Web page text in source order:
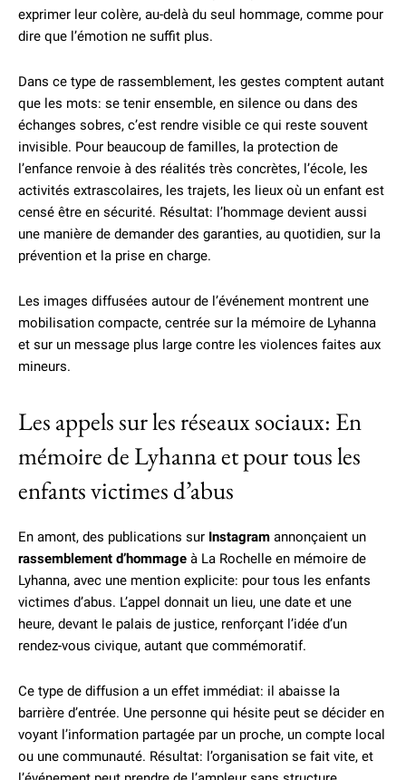
exprimer leur colère, au-delà du seul hommage, comme pour
dire que l’émotion ne suffit plus.
Dans ce type de rassemblement, les gestes comptent autant
que les mots: se tenir ensemble, en silence ou dans des
échanges sobres, c’est rendre visible ce qui reste souvent
invisible. Pour beaucoup de familles, la protection de
l’enfance renvoie à des réalités très concrètes, l’école, les
activités extrascolaires, les trajets, les lieux où un enfant est
censé être en sécurité. Résultat: l’hommage devient aussi
une manière de demander des garanties, au quotidien, sur la
prévention et la prise en charge.
Les images diffusées autour de l’événement montrent une
mobilisation compacte, centrée sur la mémoire de Lyhanna
et sur un message plus large contre les violences faites aux
mineurs.
Les appels sur les réseaux sociaux: En
mémoire de Lyhanna et pour tous les
enfants victimes d’abus
En amont, des publications sur Instagram annonçaient un
rassemblement d’hommage à La Rochelle en mémoire de
Lyhanna, avec une mention explicite: pour tous les enfants
victimes d’abus. L’appel donnait un lieu, une date et une
heure, devant le palais de justice, renforçant l’idée d’un
rendez-vous civique, autant que commémoratif.
Ce type de diffusion a un effet immédiat: il abaisse la
barrière d’entrée. Une personne qui hésite peut se décider en
voyant l’information partagée par un proche, un compte local
ou une communauté. Résultat: l’organisation se fait vite, et